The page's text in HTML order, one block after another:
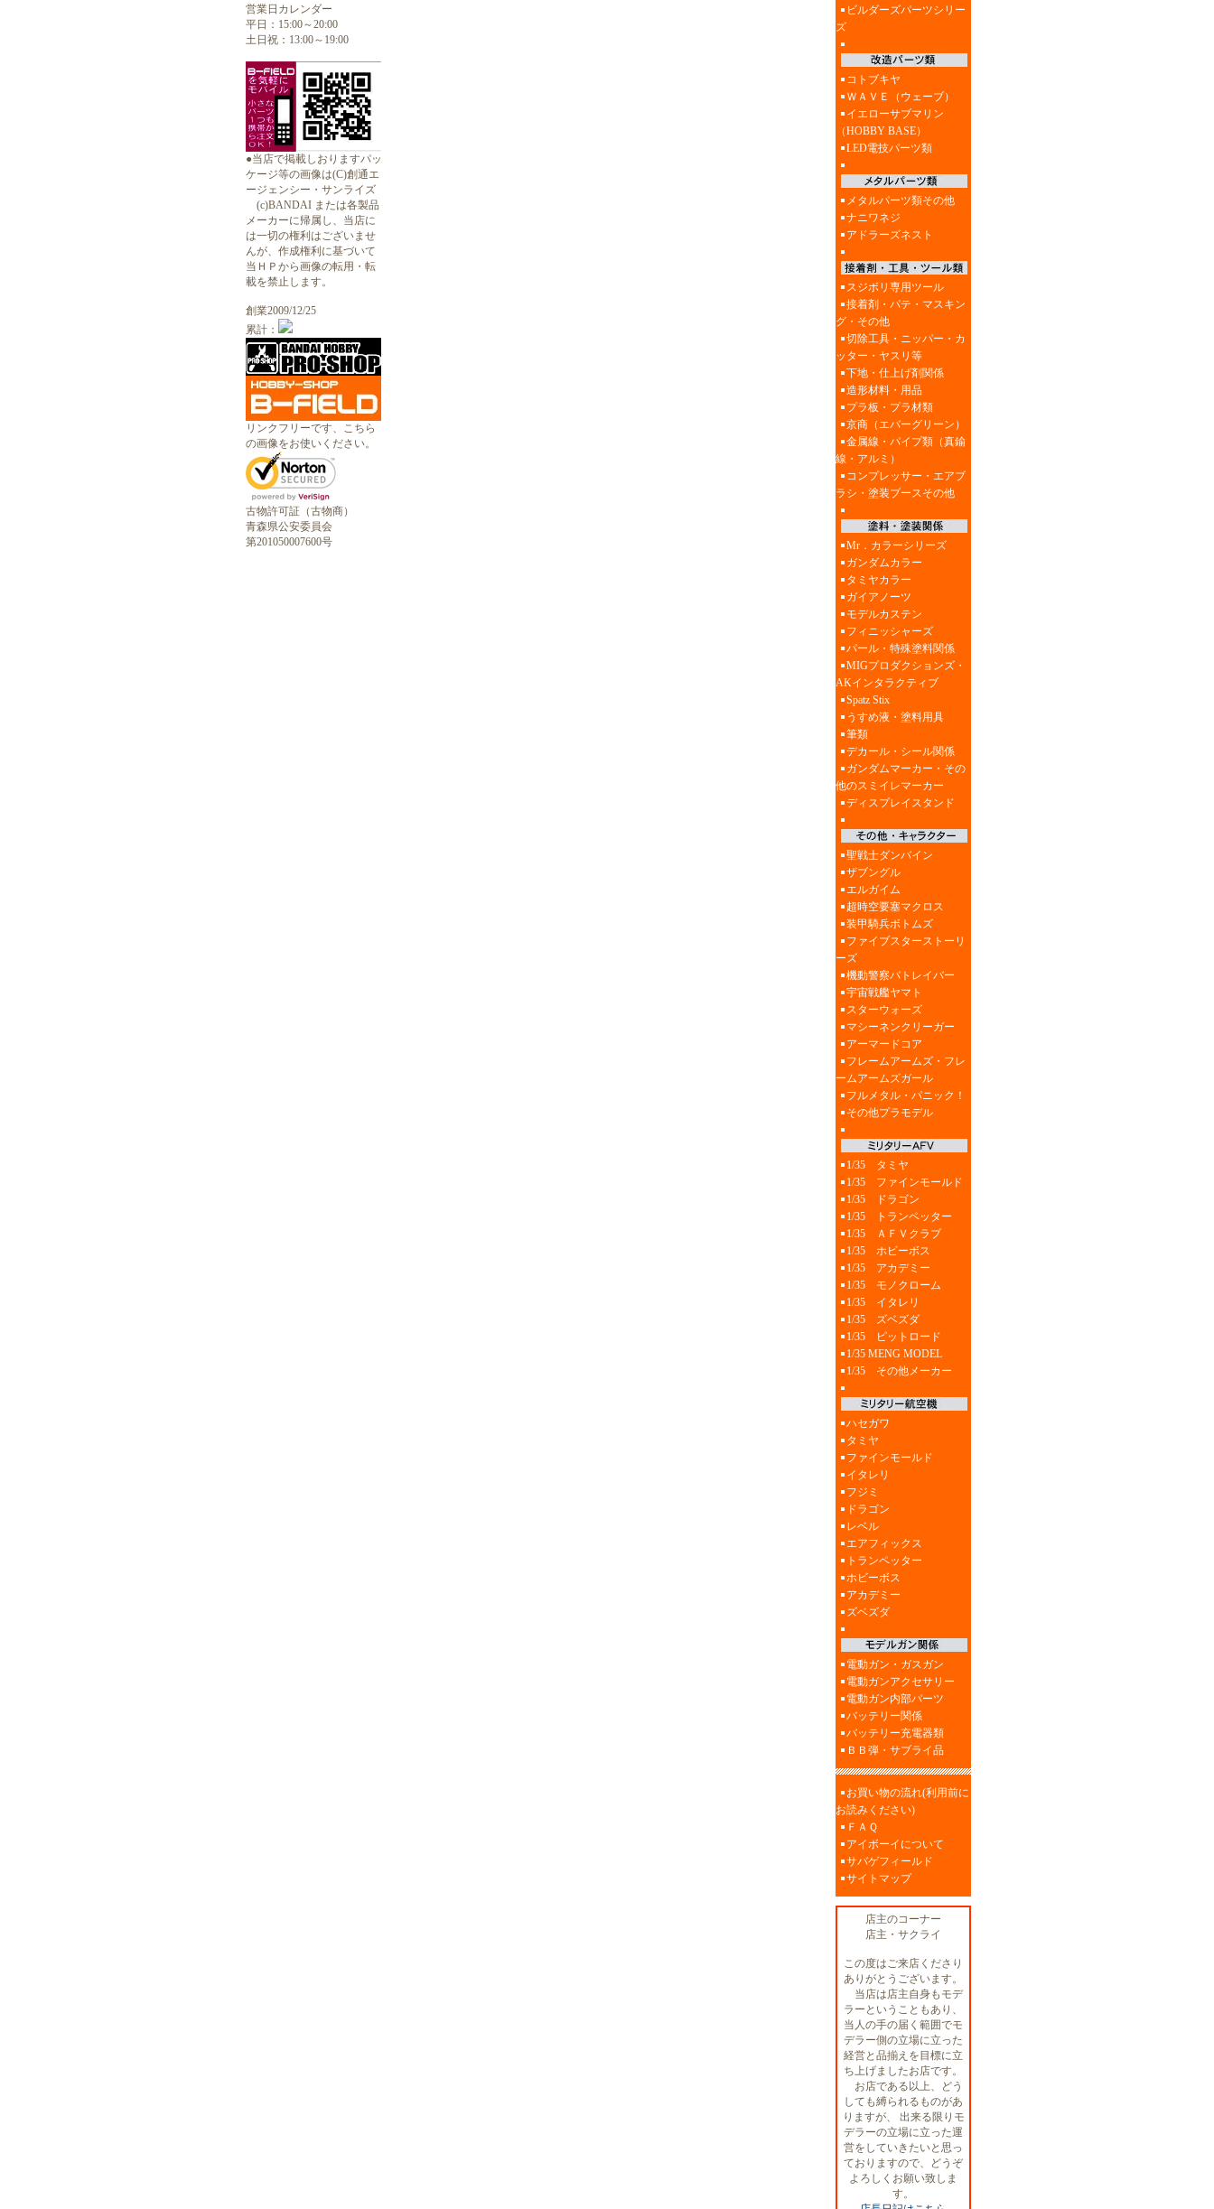
営業日カレンダー
平日：15:00～20:00
土日祝：13:00～19:00
●当店で掲載しおりますパッ
ケージ等の画像は(C)創通エ
ージェンシー・サンライズ
(c)BANDAI または各製品
メーカーに帰属し、当店に
は一切の権利はございませ
んが、作成権利に基づいて
当ＨＰから画像の転用・転
載を禁止します。
創業2009/12/25
累計：
リンクフリーです、こちら
の画像をお使いください。
古物許可証（古物商）
青森県公安委員会
第201050007600号
ビルダーズパーツシリー
ズ
コトブキヤ
ＷＡＶＥ（ウェーブ）
イエローサブマリン
（HOBBY BASE）
LED電技パーツ類
メタルパーツ類その他
ナニワネジ
アドラーズネスト
スジボリ専用ツール
接着剤・パテ・マスキン
グ・その他
切除工具・ニッパー・カ
ッター・ヤスリ等
下地・仕上げ剤関係
造形材料・用品
プラ板・プラ材類
京商（エバーグリーン）
金属線・パイプ類（真鍮
線・アルミ）
コンプレッサー・エアブ
ラシ・塗装ブースその他
Mr．カラーシリーズ
ガンダムカラー
タミヤカラー
ガイアノーツ
モデルカステン
フィニッシャーズ
パール・特殊塗料関係
MIGプロダクションズ・
AKインタラクティブ
Spatz Stix
うすめ液・塗料用具
筆類
デカール・シール関係
ガンダムマーカー・その
他のスミイレマーカー
ディスプレイスタンド
聖戦士ダンバイン
ザブングル
エルガイム
超時空要塞マクロス
装甲騎兵ボトムズ
ファイブスターストーリ
ーズ
機動警察パトレイバー
宇宙戦艦ヤマト
スターウォーズ
マシーネンクリーガー
アーマードコア
フレームアームズ・フレ
ームアームズガール
フルメタル・パニック！
その他プラモデル
1/35 タミヤ
1/35 ファインモールド
1/35 ドラゴン
1/35 トランペッター
1/35 ＡＦＶクラブ
1/35 ホビーボス
1/35 アカデミー
1/35 モノクローム
1/35 イタレリ
1/35 ズベズダ
1/35 ピットロード
1/35 MENG MODEL
1/35 その他メーカー
ハセガワ
タミヤ
ファインモールド
イタレリ
フジミ
ドラゴン
レベル
エアフィックス
トランペッター
ホビーボス
アカデミー
ズベズダ
電動ガン・ガスガン
電動ガンアクセサリー
電動ガン内部パーツ
バッテリー関係
バッテリー充電器類
ＢＢ弾・サブライ品
お買い物の流れ(利用前に
お読みください)
ＦＡＱ
アイボーイについて
サバゲフィールド
サイトマップ
店主のコーナー
店主・サクライ
この度はご来店くださり
ありがとうございます。
当店は店主自身もモデ
ラーということもあり、
当人の手の届く範囲でモ
デラー側の立場に立った
経営と品揃えを目標に立
ち上げましたお店です。
お店である以上、どう
しても縛られるものがあ
りますが、 出来る限りモ
デラーの立場に立った運
営をしていきたいと思っ
ておりますので、どうぞ
よろしくお願い致しま
す。